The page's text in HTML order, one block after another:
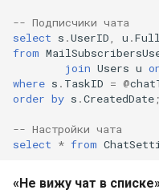
-- Подписчики чата
select s .UserID u .
from
join Users u
where s . TaskID = @
order by s .CreatedDate ;
-- Настройки чата
select * from
«Не вижу чат в